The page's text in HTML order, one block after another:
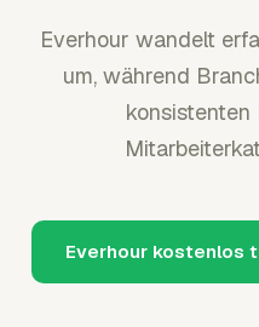
Everhour wandelt
um, während
konsistenten
Everhour kostenlos